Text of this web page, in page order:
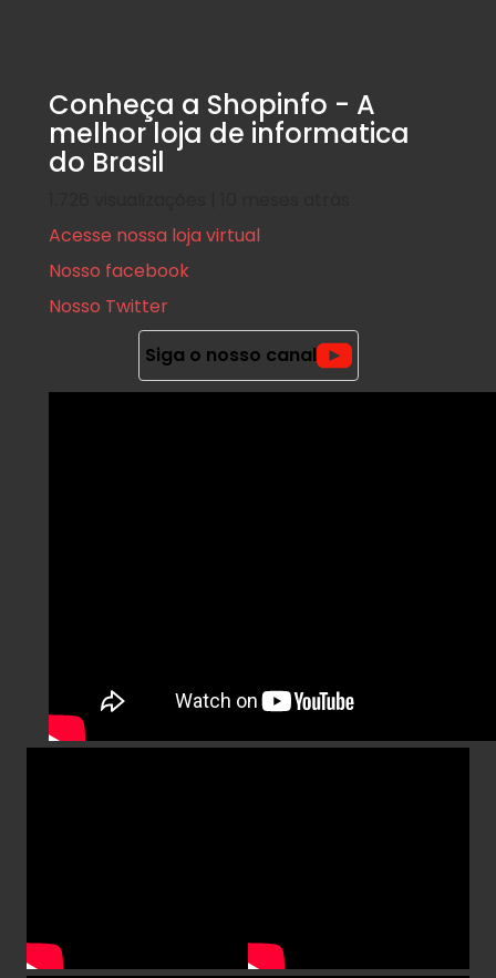
Hardware
SSD ou HDD: qual a melhor
detonar nos jogos FPS
Conheça a Shopinfo - A
melhor loja de informatica
do Brasil
Acesse nossa loja virtual
Nosso facebook
Nosso Twitter
Siga o nosso canal